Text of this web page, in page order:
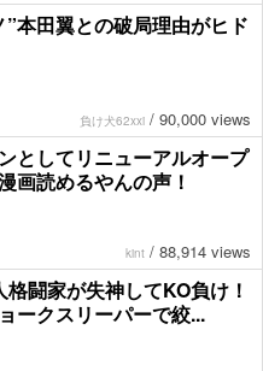
本田翼との破局理由がヒド
負け犬62xxi / 90,000 views
としてリニューアルオープ
画読めるやんの声！
kint / 88,914 views
闘家が失神してKO負け！
ークスリーパーで絞...